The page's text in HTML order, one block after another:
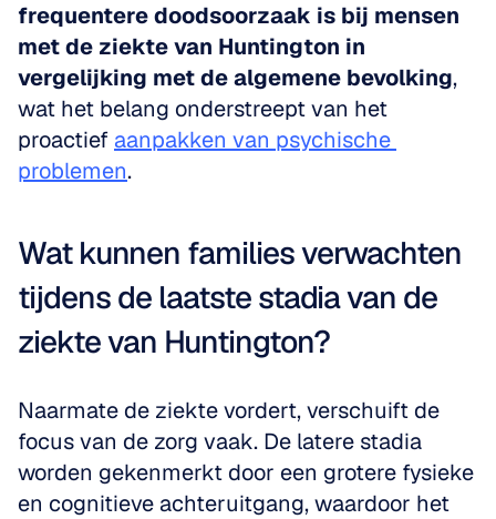
frequentere doodsoorzaak is bij mensen
met de ziekte van Huntington in
vergelijking met de algemene bevolking,
wat het belang onderstreept van het
proactief aanpakken van psychische
problemen.
Wat kunnen families verwachten
tijdens de laatste stadia van de
ziekte van Huntington?
Naarmate de ziekte vordert, verschuift de
focus van de zorg vaak. De latere stadia
worden gekenmerkt door een grotere fysieke
en cognitieve achteruitgang, waardoor het